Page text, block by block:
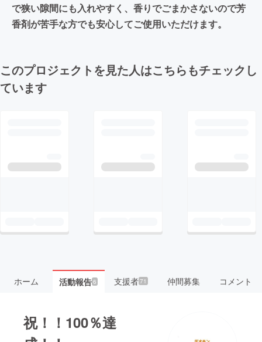
で狭い隙間にも入れやすく、香りでごまかさないので芳
香剤が苦手な方でも安心してご使用いただけます。
このプロジェクトを見た人はこちらもチェックし
ています
ホーム 活動報告6 支援者71 仲間募集 コメント
祝！！100％達